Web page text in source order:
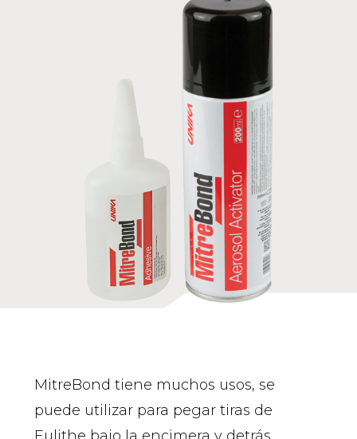
MitreBond tiene muchos usos, se
puede utilizar para pegar tiras de